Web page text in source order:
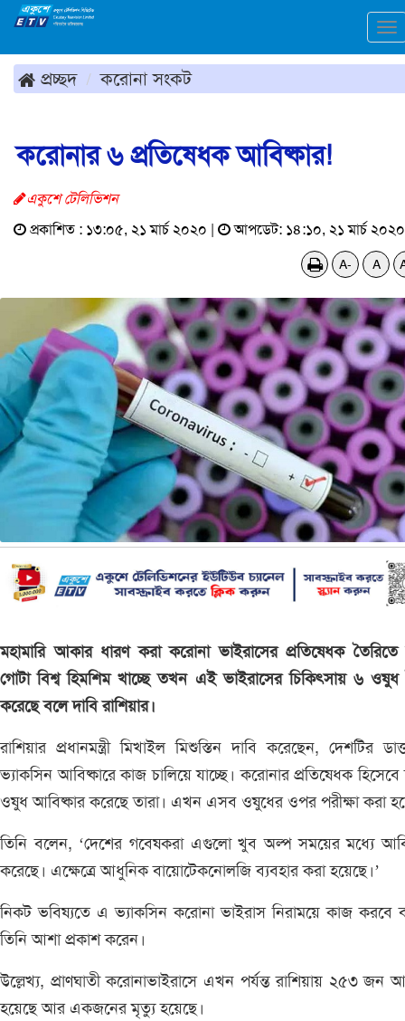
প্রচ্ছদ করোনা সংকট
করোনার ৬ প্রতিষেধক আবিষ্কার!
একুশে টেলিভিশন
প্রকাশিত : ১৩:০৫, ২১ মার্চ ২০২০ |
আপডেট: ১৪:১০, ২১ মার্চ ২০২০
A- A
মহামারি আকার ধারণ করা করোনা ভাইরাসের প্রতিষেধক
গোটা বিশ্ব হিমশিম খাচ্ছে তখন এই ভাইরাসের চিকিৎসায় ৬ ওষুধ
করেছে বলে দাবি রাশিয়ার।
রাশিয়ার প্রধানমন্ত্রী মিখাইল মিশুস্তিন দাবি করেছেন, দেশটির
ভ্যাকসিন আবিষ্কারে কাজ চালিয়ে যাচ্ছে। করোনার প্রতিষেধক হিসেবে
ওষুধ আবিষ্কার করেছে তারা। এখন এসব ওষুধের ওপর পরীক্ষা করা
তিনি বলেন, ‘দেশের গবেষকরা এগুলো খুব অল্প সময়ের মধ্যে
করেছে। এক্ষেত্রে আধুনিক বায়োটেকনোলজি ব্যবহার করা হয়েছে।’
নিকট ভবিষ্যতে এ ভ্যাকসিন করোনা ভাইরাস নিরাময়ে কাজ করবে
তিনি আশা প্রকাশ করেন।
উল্লেখ্য, প্রাণঘাতী করোনাভাইরাসে এখন পর্যন্ত রাশিয়ায় ২৫৩ জন
হয়েছে আর একজনের মৃত্যু হয়েছে।